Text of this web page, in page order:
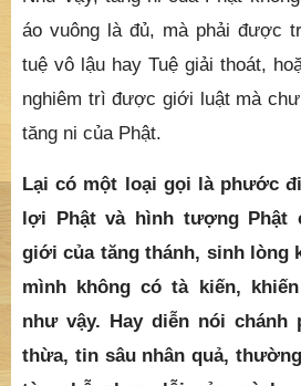
nghiêm trì được giới luật mà
tăng ni của Phật.
Lại có một loại gọi là phước
lợi Phật và hình tượng Phật
mình không có tà kiến,
như vậy. Hay diễn nói chánh
thừa, tin sâu nhân quả,
tùy chỗ phạm lỗi của mình
chướng. Phải biết lực tin Tam
hơn hẳn các ngoại đạo vạn